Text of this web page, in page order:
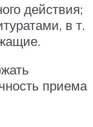
действия;
в т.
приема